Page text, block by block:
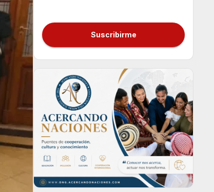
Suscribirme